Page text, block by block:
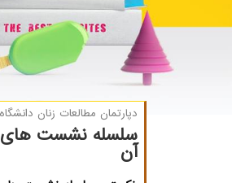
دپارتمان مطالعات زنان
سلسله نشست های
آن